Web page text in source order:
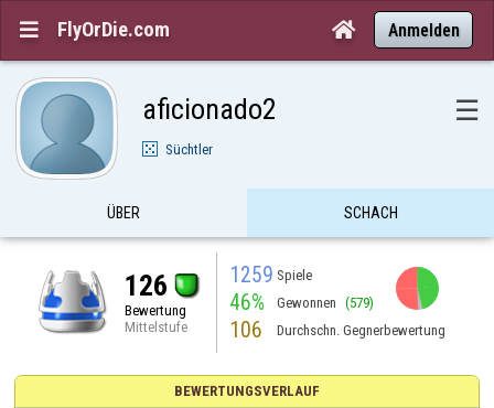
 FlyOrDie.com  Anmelden
aficionado2 ☰
Süchtler
ÜBER SCHACH
126
Bewertung
Mittelstufe
1259 Spiele
46% Gewonnen (579)
106 Durchschn. Gegnerbewertung
BEWERTUNGSVERLAUF